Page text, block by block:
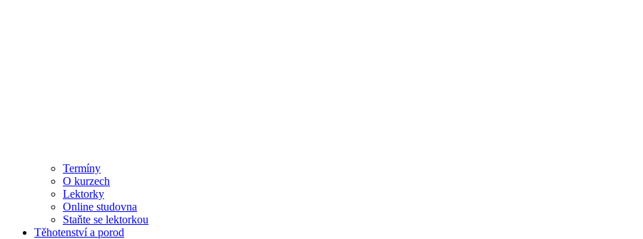
Termíny
O kurzech
Lektorky
Online studovna
Staňte se lektorkou
Těhotenství a porod